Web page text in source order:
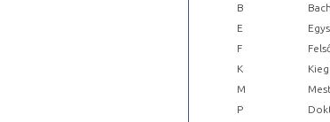
B
E
F
K
M
P